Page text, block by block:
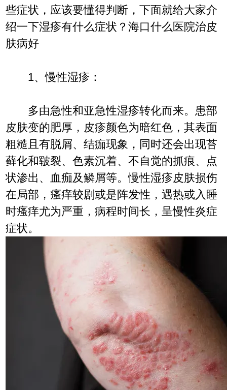
些症状，应该要懂得判断，下面就给大家介
绍一下湿疹有什么症状？海口什么医院治皮
肤病好
1、慢性湿疹：
多由急性和亚急性湿疹转化而来。患部
皮肤变的肥厚，皮疹颜色为暗红色，其表面
粗糙且有脱屑、结痂现象，同时还会出现苔
藓化和皲裂、色素沉着、不自觉的抓痕、点
状渗出、血痂及鳞屑等。慢性湿疹皮肤损伤
在局部，瘙痒较剧或是阵发性，遇热或入睡
时瘙痒尤为严重，病程时间长，呈慢性炎症
症状。